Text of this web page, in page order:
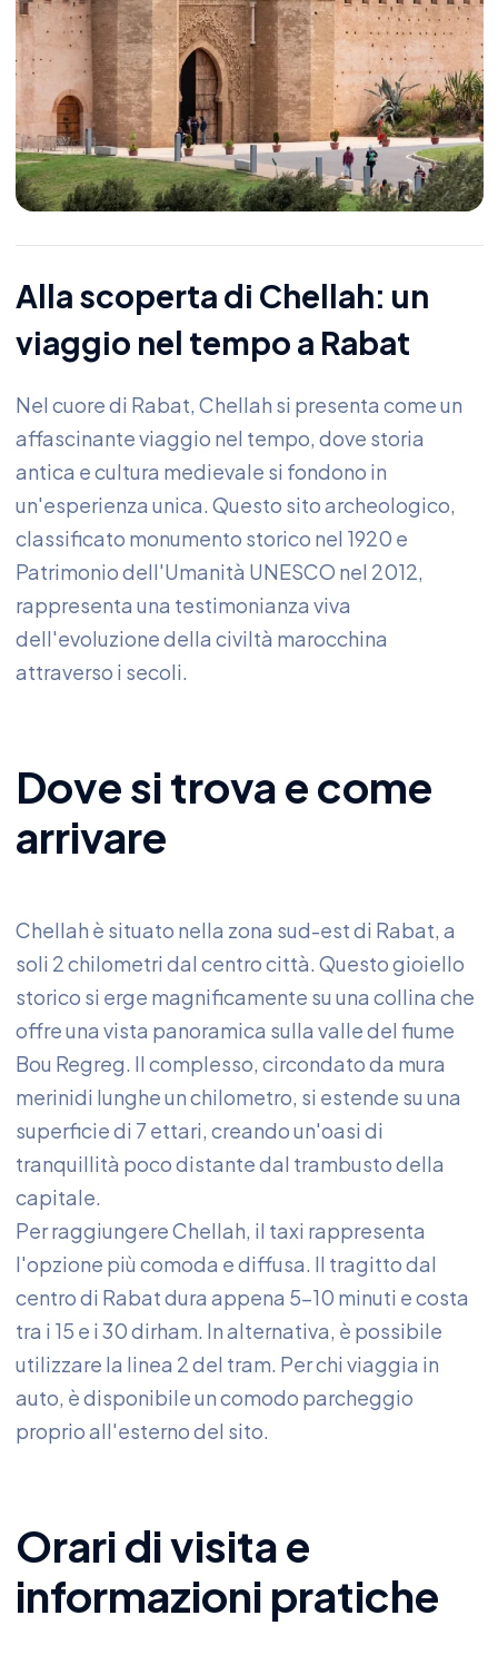
Alla scoperta di Chellah: un
viaggio nel tempo a Rabat
Nel cuore di Rabat, Chellah si presenta come un
affascinante viaggio nel tempo, dove storia
antica e cultura medievale si fondono in
un'esperienza unica. Questo sito archeologico,
classificato monumento storico nel 1920 e
Patrimonio dell'Umanità UNESCO nel 2012,
rappresenta una testimonianza viva
dell'evoluzione della civiltà marocchina
attraverso i secoli.
Dove si trova e come
arrivare
Chellah è situato nella zona sud-est di Rabat, a
soli 2 chilometri dal centro città. Questo gioiello
storico si erge magnificamente su una collina che
offre una vista panoramica sulla valle del fiume
Bou Regreg. Il complesso, circondato da mura
merinidi lunghe un chilometro, si estende su una
superficie di 7 ettari, creando un'oasi di
tranquillità poco distante dal trambusto della
capitale.
Per raggiungere Chellah, il taxi rappresenta
l'opzione più comoda e diffusa. Il tragitto dal
centro di Rabat dura appena 5-10 minuti e costa
tra i 15 e i 30 dirham. In alternativa, è possibile
utilizzare la linea 2 del tram. Per chi viaggia in
auto, è disponibile un comodo parcheggio
proprio all'esterno del sito.
Orari di visita e
informazioni pratiche